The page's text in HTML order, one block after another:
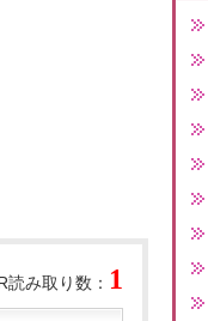
読み取り数： 1